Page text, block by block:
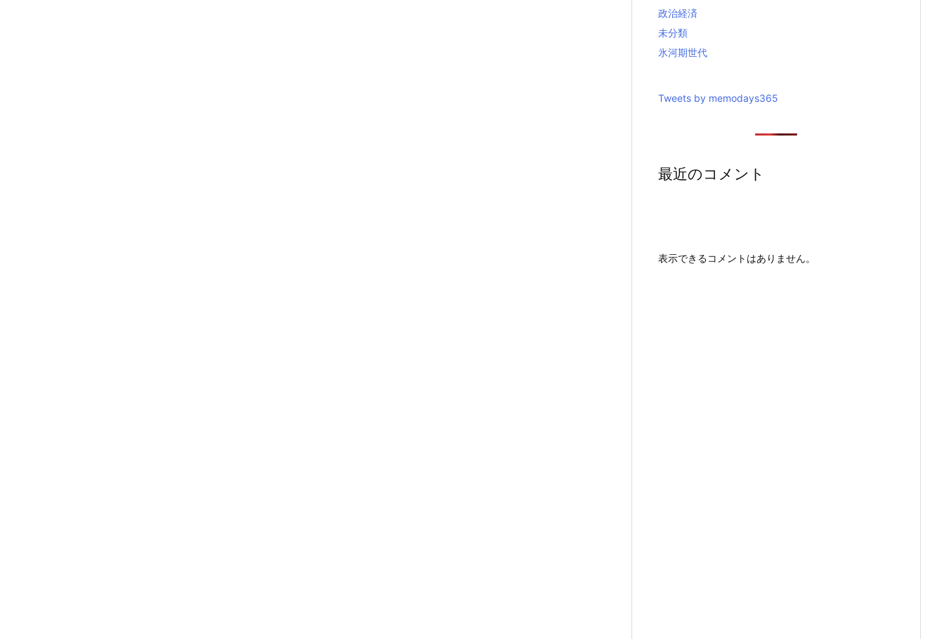
政治経済
未分類
氷河期世代
Tweets by memodays365
最近のコメント
表示できるコメントはありません。